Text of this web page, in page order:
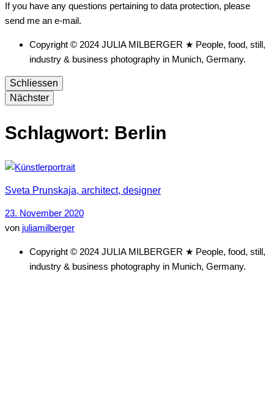
If you have any questions pertaining to data protection, please
send me an e-mail.
Copyright © 2024 JULIA MILBERGER ★ People, food, still,
industry & business photography in Munich, Germany.
Schliessen
Nächster
Schlagwort: Berlin
Sveta Prunskaja, architect, designer
23. November 2020
von juliamilberger
Copyright © 2024 JULIA MILBERGER ★ People, food, still,
industry & business photography in Munich, Germany.